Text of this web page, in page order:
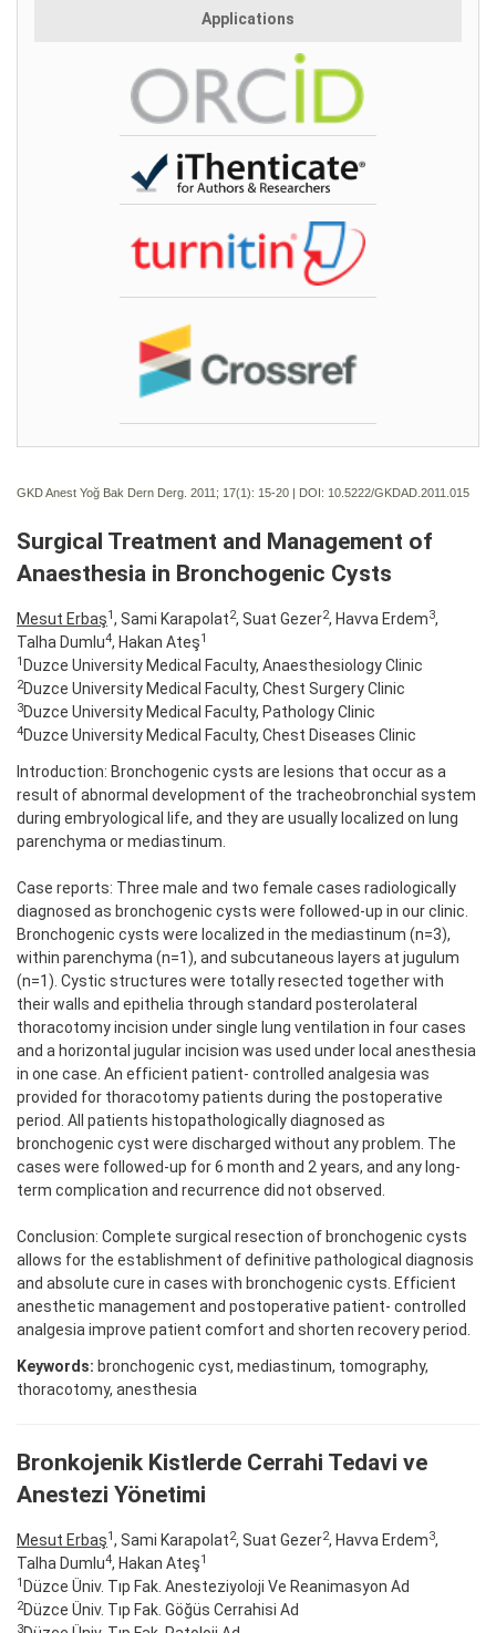
Applications
GKD Anest Yoğ Bak Dern Derg. 2011; 17(1): 15-20 | DOI: 10.5222/GKDAD.2011.015
Surgical Treatment and Management of
Anaesthesia in Bronchogenic Cysts
Mesut Erbaş1, Sami Karapolat2, Suat Gezer2, Havva Erdem3,
Talha Dumlu4, Hakan Ateş1
1 Duzce University Medical Faculty, Anaesthesiology Clinic
2Duzce University Medical Faculty, Chest Surgery Clinic
3Duzce University Medical Faculty, Pathology Clinic
4Duzce University Medical Faculty, Chest Diseases Clinic
Introduction: Bronchogenic cysts are lesions that occur as a
result of abnormal development of the tracheobronchial system
during embryological life, and they are usually localized on lung
parenchyma or mediastinum.
Case reports: Three male and two female cases radiologically
diagnosed as bronchogenic cysts were followed-up in our clinic.
Bronchogenic cysts were localized in the mediastinum (n=3),
within parenchyma (n=1), and subcutaneous layers at jugulum
(n=1). Cystic structures were totally resected together with
their walls and epithelia through standard posterolateral
thoracotomy incision under single lung ventilation in four cases
and a horizontal jugular incision was used under local anesthesia
in one case. An efficient patient- controlled analgesia was
provided for thoracotomy patients during the postoperative
period. All patients histopathologically diagnosed as
bronchogenic cyst were discharged without any problem. The
cases were followed-up for 6 month and 2 years, and any long-
term complication and recurrence did not observed.
Conclusion: Complete surgical resection of bronchogenic cysts
allows for the establishment of definitive pathological diagnosis
and absolute cure in cases with bronchogenic cysts. Efficient
anesthetic management and postoperative patient- controlled
analgesia improve patient comfort and shorten recovery period.
Keywords: bronchogenic cyst, mediastinum, tomography,
thoracotomy, anesthesia
Bronkojenik Kistlerde Cerrahi Tedavi ve
Anestezi Yönetimi
Mesut Erbaş1, Sami Karapolat2, Suat Gezer2, Havva Erdem3,
Talha Dumlu4, Hakan Ateş1
1 Düzce Üniv. Tıp Fak. Anesteziyoloji Ve Reanimasyon Ad
2Düzce Üniv. Tıp Fak. Göğüs Cerrahisi Ad
3